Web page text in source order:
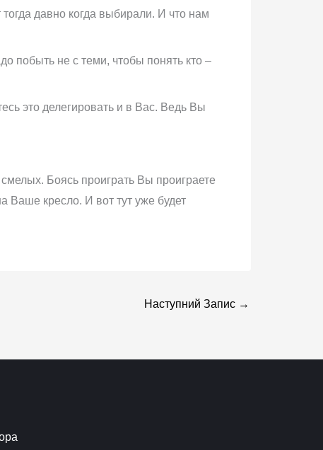
давно когда выбирали. И что нам
побыть не с теми, чтобы понять кто –
это делегировать и в Вас. Ведь Вы
Боясь проиграть Вы проиграете
Ваше кресло. И вот тут уже будет
Наступний Запис →